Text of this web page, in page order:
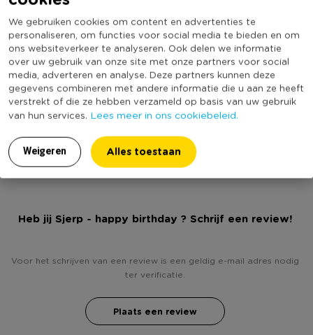
We gebruiken cookies om content en advertenties te
personaliseren, om functies voor social media te bieden en om
ons websiteverkeer te analyseren. Ook delen we informatie
over uw gebruik van onze site met onze partners voor social
media, adverteren en analyse. Deze partners kunnen deze
gegevens combineren met andere informatie die u aan ze heeft
verstrekt of die ze hebben verzameld op basis van uw gebruik
van hun services. Lees meer in ons cookiebeleid.
Weigeren Alles toestaan
* Vrolijk gekleurd
* Omtrek +/- 150 cm
* Gemaakt van polyester
Artikelnummer
272335
Online Only
Nee
Materiaal
Polyester
Kleur
Multikleur
Productlengte (cm)
75
Duurzaamheidsscore
bekend
Heb jij Sjerp - happy birthday ? Schrijf een review!
Voor het schrijven van een review is een geldig e-mail adres nodig
ter verificatie.
Plaats een review